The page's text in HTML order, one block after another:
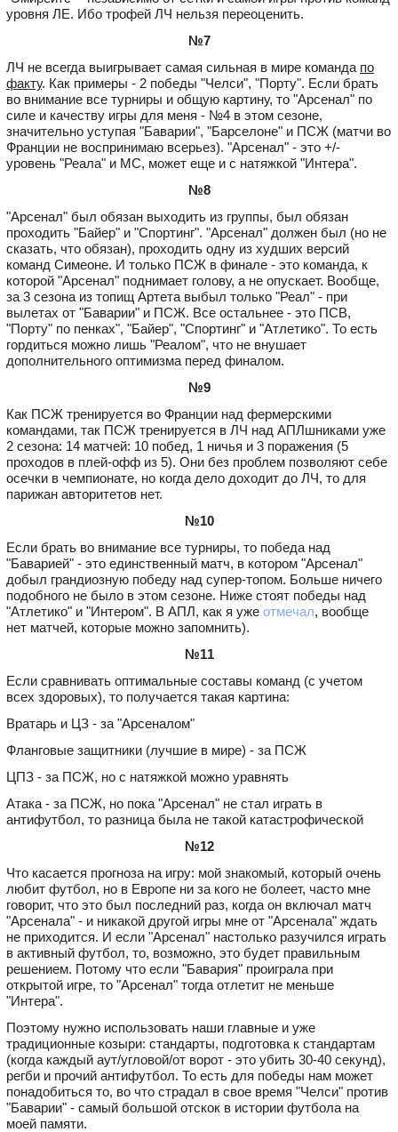
уровня ЛЕ. Ибо трофей ЛЧ нельзя переоценить.
№7
ЛЧ не всегда выигрывает самая сильная в мире команда по
факту. Как примеры - 2 победы "Челси", "Порту". Если брать
во внимание все турниры и общую картину, то "Арсенал" по
силе и качеству игры для меня - №4 в этом сезоне,
значительно уступая "Баварии", "Барселоне" и ПСЖ (матчи во
Франции не воспринимаю всерьез). "Арсенал" - это +/-
уровень "Реала" и МС, может еще и с натяжкой "Интера".
№8
"Арсенал" был обязан выходить из группы, был обязан
проходить "Байер" и "Спортинг". "Арсенал" должен был (но не
сказать, что обязан), проходить одну из худших версий
команд Симеоне. И только ПСЖ в финале - это команда, к
которой "Арсенал" поднимает голову, а не опускает. Вообще,
за 3 сезона из топищ Артета выбыл только "Реал" - при
вылетах от "Баварии" и ПСЖ. Все остальнее - это ПСВ,
"Порту" по пенках", "Байер", "Спортинг" и "Атлетико". То есть
гордиться можно лишь "Реалом", что не внушает
дополнительного оптимизма перед финалом.
№9
Как ПСЖ тренируется во Франции над фермерскими
командами, так ПСЖ тренируется в ЛЧ над АПЛшниками уже
2 сезона: 14 матчей: 10 побед, 1 ничья и 3 поражения (5
проходов в плей-офф из 5). Они без проблем позволяют себе
осечки в чемпионате, но когда дело доходит до ЛЧ, то для
парижан авторитетов нет.
№10
Если брать во внимание все турниры, то победа над
"Баварией" - это единственный матч, в котором "Арсенал"
добыл грандиозную победу над супер-топом. Больше ничего
подобного не было в этом сезоне. Ниже стоят победы над
"Атлетико" и "Интером". В АПЛ, как я уже отмечал, вообще
нет матчей, которые можно запомнить).
№11
Если сравнивать оптимальные составы команд (с учетом
всех здоровых), то получается такая картина:
Вратарь и ЦЗ - за "Арсеналом"
Фланговые защитники (лучшие в мире) - за ПСЖ
ЦПЗ - за ПСЖ, но с натяжкой можно уравнять
Атака - за ПСЖ, но пока "Арсенал" не стал играть в
антифутбол, то разница была не такой катастрофической
№12
Что касается прогноза на игру: мой знакомый, который очень
любит футбол, но в Европе ни за кого не болеет, часто мне
говорит, что это был последний раз, когда он включал матч
"Арсенала" - и никакой другой игры мне от "Арсенала" ждать
не приходится. И если "Арсенал" настолько разучился играть
в активный футбол, то, возможно, это будет правильным
решением. Потому что если "Бавария" проиграла при
открытой игре, то "Арсенал" тогда отлетит не меньше
"Интера".
Поэтому нужно использовать наши главные и уже
традиционные козыри: стандарты, подготовка к стандартам
(когда каждый аут/угловой/от ворот - это убить 30-40 секунд),
регби и прочий антифутбол. То есть для победы нам может
понадобиться то, во что страдал в свое время "Челси" против
"Баварии" - самый большой отскок в истории футбола на
моей памяти.